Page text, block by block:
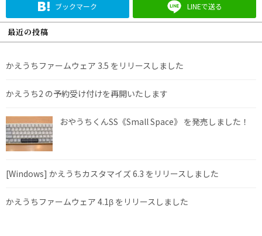
ブックマーク LINEで送る
最近の投稿
かえうちファームウェア 3.5 をリリースしました
かえうち2 の予約受け付けを再開いたします
おやうちくんSS《Small Space》 を発売しました！
[Windows] かえうちカスタマイズ 6.3 をリリースしました
かえうちファームウェア 4.1β をリリースしました